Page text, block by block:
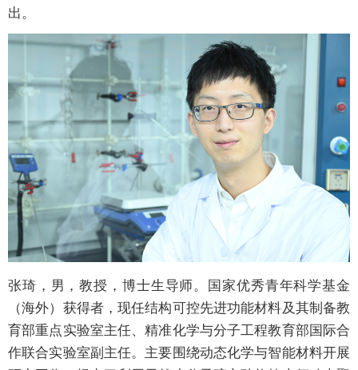
出。
张琦，男，教授，博士生导师。国家优秀青年科学基金
（海外）获得者，现任结构可控先进功能材料及其制备教
育部重点实验室主任、精准化学与分子工程教育部国际合
作联合实验室副主任。主要围绕动态化学与智能材料开展